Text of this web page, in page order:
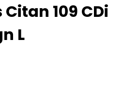
109 CDi
L